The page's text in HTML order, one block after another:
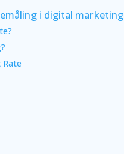
i digital marketing